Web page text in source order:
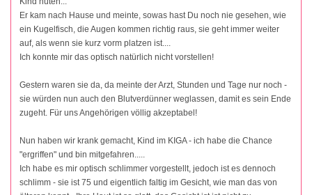
Er kam nach Hause und meinte, sowas hast Du noch nie gesehen, wie
ein Kugelfisch, die Augen kommen richtig raus, sie geht immer weiter
auf, als wenn sie kurz vorm platzen ist....
Ich konnte mir das optisch natürlich nicht vorstellen!
Gestern waren sie da, da meinte der Arzt, Stunden und Tage nur noch -
sie würden nun auch den Blutverdünner weglassen, damit es sein Ende
zugeht. Für uns Angehörigen völlig akzeptabel!
Nun haben wir krank gemacht, Kind im KIGA - ich habe die Chance
"ergriffen" und bin mitgefahren.....
Ich habe es mir optisch schlimmer vorgestellt, jedoch ist es dennoch
schlimm - sie ist 75 und eigentlich faltig im Gesicht, wie man das von